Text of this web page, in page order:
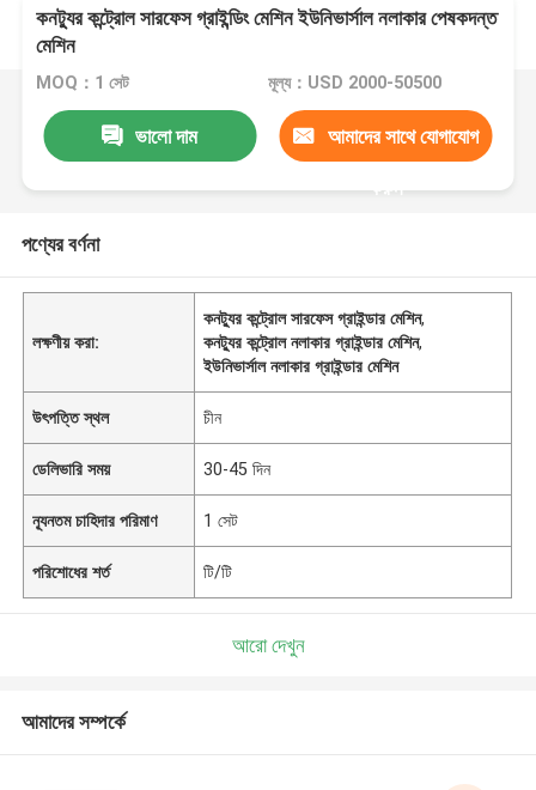
কনট্যুর কন্ট্রোল সারফেস গ্রাইন্ডিং মেশিন ইউনিভার্সাল নলাকার পেষকদন্ত
মেশিন
MOQ：1 সেট মূল্য：USD 2000-50500
ভালো দাম আমাদের সাথে যোগাযোগ
করুন
পণ্যের বর্ণনা
লক্ষণীয় করা:
কনট্যুর কন্ট্রোল সারফেস গ্রাইন্ডার মেশিন,
কনট্যুর কন্ট্রোল নলাকার গ্রাইন্ডার মেশিন,
ইউনিভার্সাল নলাকার গ্রাইন্ডার মেশিন
উৎপত্তি স্থল চীন
ডেলিভারি সময় 30-45 দিন
ন্যূনতম চাহিদার পরিমাণ 1 সেট
পরিশোধের শর্ত টি/টি
আরো দেখুন
আমাদের সম্পর্কে